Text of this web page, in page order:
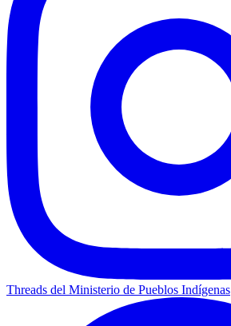
Threads del Ministerio de Pueblos Indígenas